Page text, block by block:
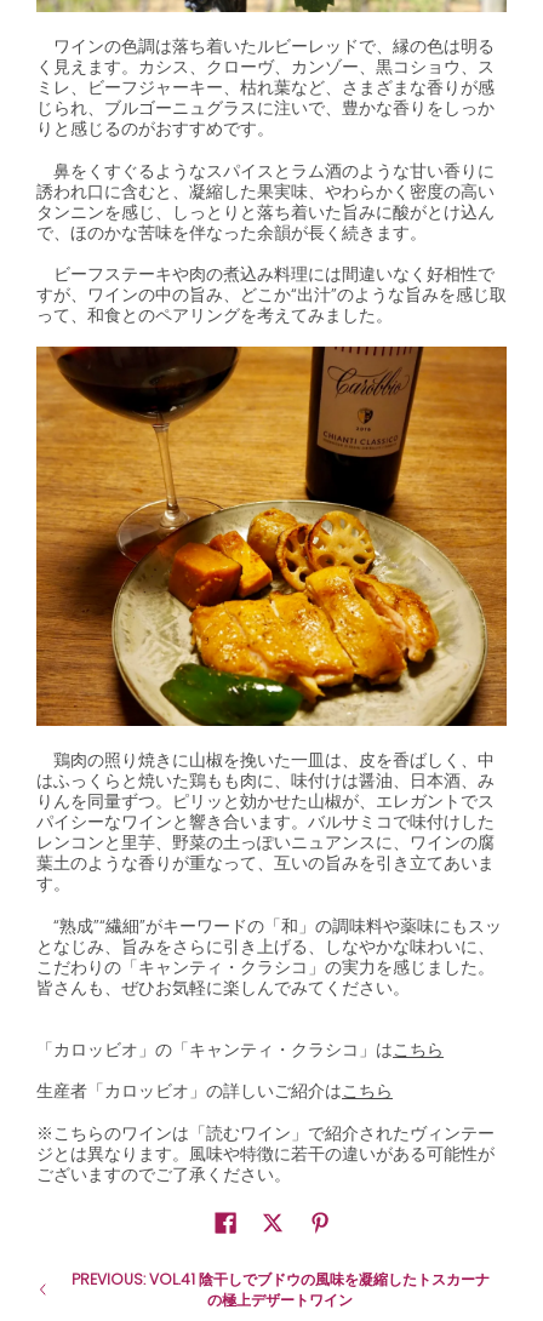
ワインの色調は落ち着いたルビーレッドで、縁の色は明る
く見えます。カシス、クローヴ、カンゾー、黒コショウ、ス
ミレ、ビーフジャーキー、枯れ葉など、さまざまな香りが感
じられ、ブルゴーニュグラスに注いで、豊かな香りをしっか
りと感じるのがおすすめです。
鼻をくすぐるようなスパイスとラム酒のような甘い香りに
誘われ口に含むと、凝縮した果実味、やわらかく密度の高い
タンニンを感じ、しっとりと落ち着いた旨みに酸がとけ込ん
で、ほのかな苦味を伴なった余韻が長く続きます。
ビーフステーキや肉の煮込み料理には間違いなく好相性で
すが、ワインの中の旨み、どこか“出汁”のような旨みを感じ取
って、和食とのペアリングを考えてみました。
鶏肉の照り焼きに山椒を挽いた一皿は、皮を香ばしく、中
はふっくらと焼いた鶏もも肉に、味付けは醤油、日本酒、み
りんを同量ずつ。ピリッと効かせた山椒が、エレガントでス
パイシーなワインと響き合います。バルサミコで味付けした
レンコンと里芋、野菜の土っぽいニュアンスに、ワインの腐
葉土のような香りが重なって、互いの旨みを引き立てあいま
す。
“熟成”“繊細”がキーワードの「和」の調味料や薬味にもスッ
となじみ、旨みをさらに引き上げる、しなやかな味わいに、
こだわりの「キャンティ・クラシコ」の実力を感じました。
皆さんも、ぜひお気軽に楽しんでみてください。
「カロッビオ 」の「キャンティ・クラシコ 」はこちら
生産者「カロッビオ」の詳しいご紹介はこちら
※こちらのワインは「読むワイン」で紹介されたヴィンテー
ジとは異なります。風味や特徴に若干の違いがある可能性が
ございますのでご了承ください。
PREVIOUS: VOL.41 陰干しでブドウの風味を凝縮したトスカーナ
の極上デザートワイン